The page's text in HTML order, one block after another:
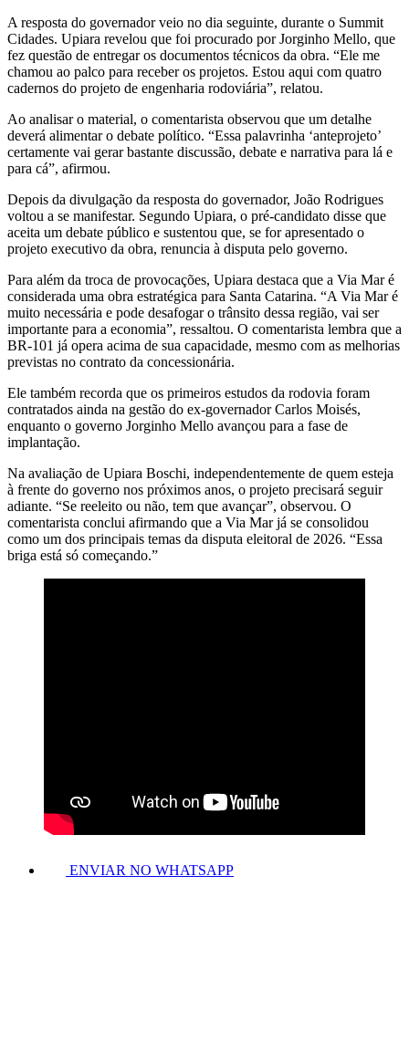
A resposta do governador veio no dia seguinte, durante o Summit
Cidades. Upiara revelou que foi procurado por Jorginho Mello, que
fez questão de entregar os documentos técnicos da obra. “Ele me
chamou ao palco para receber os projetos. Estou aqui com quatro
cadernos do projeto de engenharia rodoviária”, relatou.
Ao analisar o material, o comentarista observou que um detalhe
deverá alimentar o debate político. “Essa palavrinha ‘anteprojeto’
certamente vai gerar bastante discussão, debate e narrativa para lá e
para cá”, afirmou.
Depois da divulgação da resposta do governador, João Rodrigues
voltou a se manifestar. Segundo Upiara, o pré-candidato disse que
aceita um debate público e sustentou que, se for apresentado o
projeto executivo da obra, renuncia à disputa pelo governo.
Para além da troca de provocações, Upiara destaca que a Via Mar é
considerada uma obra estratégica para Santa Catarina. “A Via Mar é
muito necessária e pode desafogar o trânsito dessa região, vai ser
importante para a economia”, ressaltou. O comentarista lembra que a
BR-101 já opera acima de sua capacidade, mesmo com as melhorias
previstas no contrato da concessionária.
Ele também recorda que os primeiros estudos da rodovia foram
contratados ainda na gestão do ex-governador Carlos Moisés,
enquanto o governo Jorginho Mello avançou para a fase de
implantação.
Na avaliação de Upiara Boschi, independentemente de quem esteja
à frente do governo nos próximos anos, o projeto precisará seguir
adiante. “Se reeleito ou não, tem que avançar”, observou. O
comentarista conclui afirmando que a Via Mar já se consolidou
como um dos principais temas da disputa eleitoral de 2026. “Essa
briga está só começando.”
ENVIAR NO WHATSAPP